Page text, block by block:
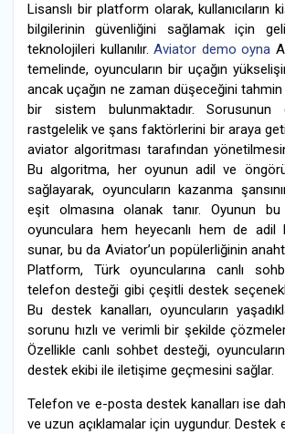
Lisanslı bir platform olarak, kullanıcıların
bilgilerinin güvenliğini sağlamak için
teknolojileri kullanılır. Aviator demo oyna
temelinde, oyuncuların bir uçağın
ancak uçağın ne zaman düşeceğini
bir sistem bulunmaktadır. Sorusunun
rastgelelik ve şans faktörlerini bir araya
aviator algoritması tarafından
Bu algoritma, her oyunun adil ve
sağlayarak, oyuncuların kazanma
eşit olmasına olanak tanır. Oyunun bu
oyunculara hem heyecanlı hem de adil
sunar, bu da Aviator’un popülerliğinin
Platform, Türk oyuncularına canlı
telefon desteği gibi çeşitli destek
Bu destek kanalları, oyuncuların
sorunu hızlı ve verimli bir şekilde
Özellikle canlı sohbet desteği,
destek ekibi ile iletişime geçmesini sağlar.
Telefon ve e-posta destek kanalları ise
ve uzun açıklamalar için uygundur. Destek